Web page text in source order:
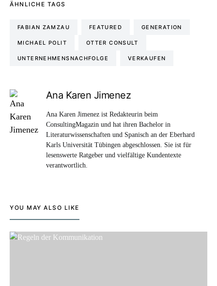
ÄHNLICHE TAGS
FABIAN ZAMZAU FEATURED GENERATION
MICHAEL POLIT OTTER CONSULT
UNTERNEHMENSNACHFOLGE VERKAUFEN
Ana Karen Jimenez
Ana Karen Jimenez ist Redakteurin beim
ConsultingMagazin und hat ihren Bachelor in
Literaturwissenschaften und Spanisch an der Eberhard
Karls Universität Tübingen abgeschlossen. Sie ist für
lesenswerte Ratgeber und vielfältige Kundentexte
verantwortlich.
YOU MAY ALSO LIKE